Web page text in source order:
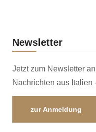
Newsletter
Jetzt zum Newsletter
Nachrichten aus Italien
zur Anmeldung